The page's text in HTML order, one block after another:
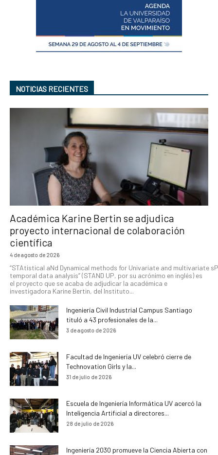
NOTICIAS RECIENTES
Académica Karine Bertin se adjudica
proyecto internacional de colaboración
científica
4 de agosto de 2026
“STAtistical aNd Dynamical methods for Univariate and multivariate
temporal data analysis” (STAND UP, por su acrónimo en inglés) es
el proyecto que se acaba de adjudicar la académica e
investigadora Karine Bertin, del Instituto...
Ingeniería Civil Industrial Campus Santiago
tituló a 43 profesionales de la...
3 de agosto de 2026
Facultad de Ingeniería UV celebró cierre de
Technovation Girls y la...
31 de julio de 2026
Escuela de Ingeniería Informática UV acercó la
Inteligencia Artificial a directores...
28 de julio de 2026
Ingeniería 2030 promueve la Ciencia Abierta con